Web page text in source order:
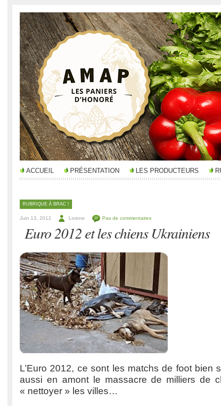
ACCUEIL PRÉSENTATION LES PRODUCTEURS
RUBRIQUE À BRAC !
Juin 13, 2012 Lorene Pas de commentaires
Euro 2012 et les chiens Ukrainiens
L’Euro 2012, ce sont les matchs de foot bien
aussi en amont le massacre de milliers de
« nettoyer » les villes…